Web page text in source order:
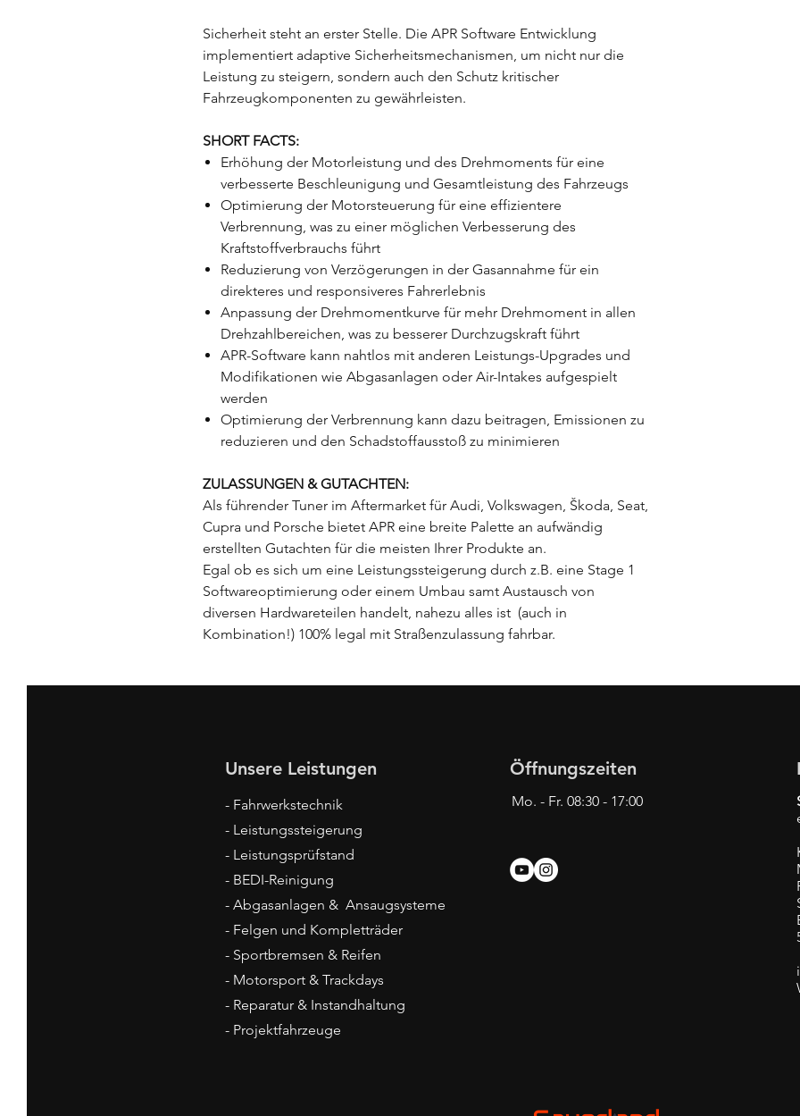
Sicherheit steht an erster Stelle. Die APR Software Entwicklung
implementiert adaptive Sicherheitsmechanismen, um nicht nur die
Leistung zu steigern, sondern auch den Schutz kritischer
Fahrzeugkomponenten zu gewährleisten.
SHORT FACTS:
Erhöhung der Motorleistung und des Drehmoments für eine
verbesserte Beschleunigung und Gesamtleistung des Fahrzeugs
Optimierung der Motorsteuerung für eine effizientere
Verbrennung, was zu einer möglichen Verbesserung des
Kraftstoffverbrauchs führt
Reduzierung von Verzögerungen in der Gasannahme für ein
direkteres und responsiveres Fahrerlebnis
Anpassung der Drehmomentkurve für mehr Drehmoment in allen
Drehzahlbereichen, was zu besserer Durchzugskraft führt
APR-Software kann nahtlos mit anderen Leistungs-Upgrades und
Modifikationen wie Abgasanlagen oder Air-Intakes aufgespielt
werden
Optimierung der Verbrennung kann dazu beitragen, Emissionen zu
reduzieren und den Schadstoffausstoß zu minimieren
ZULASSUNGEN & GUTACHTEN:
Als führender Tuner im Aftermarket für Audi, Volkswagen, Škoda, Seat,
Cupra und Porsche bietet APR eine breite Palette an aufwändig
erstellten Gutachten für die meisten Ihrer Produkte an.
Egal ob es sich um eine Leistungssteigerung durch z.B. eine Stage 1
Softwareoptimierung oder einem Umbau samt Austausch von
diversen Hardwareteilen handelt, nahezu alles ist (auch in
Kombination!) 100% legal mit Straßenzulassung fahrbar.
Unsere Leistungen
- Fahrwerkstechnik
- Leistungssteigerung
- Leistungsprüfstand
- BEDI-Reinigung
- Abgasanlagen & Ansaugsysteme
- Felgen und Kompletträder
- Sportbremsen & Reifen
- Motorsport & Trackdays
- Reparatur & Instandhaltung
- Projektfahrzeuge
Öffnungszeiten
Mo. - Fr. 08:30 - 17:00